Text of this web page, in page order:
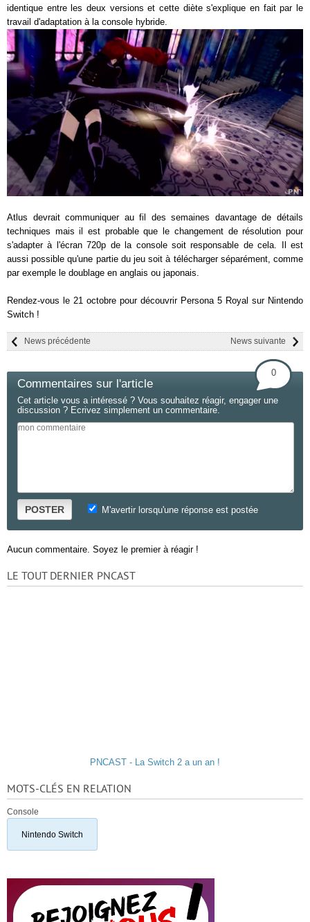
identique entre les deux versions et cette diète s'explique en fait par le
travail d'adaptation à la console hybride.
Atlus devrait communiquer au fil des semaines davantage de détails
techniques mais il est probable que le changement de résolution pour
s'adapter à l'écran 720p de la console soit responsable de cela. Il est
aussi possible qu'une partie du jeu soit à télécharger séparément, comme
par exemple le doublage en anglais ou japonais.
Rendez-vous le 21 octobre pour découvrir Persona 5 Royal sur Nintendo
Switch !
News suivante
News précédente
Commentaires sur l'article
0
Cet article vous a intéressé ? Vous souhaitez réagir, engager une
discussion ? Ecrivez simplement un commentaire.
POSTER M'avertir lorsqu'une réponse est postée
Aucun commentaire. Soyez le premier à réagir !
LE TOUT DERNIER PNCAST
PNCAST - La Switch 2 a un an !
MOTS-CLÉS EN RELATION
Console
Nintendo Switch